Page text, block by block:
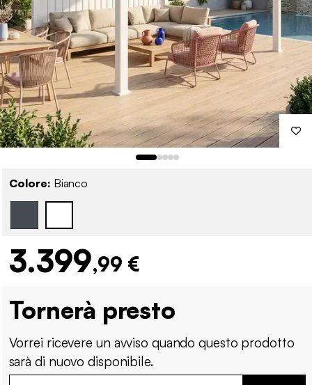
Colore: Bianco
3.399,99 €
Tornerà presto
Vorrei ricevere un avviso quando questo prodotto
sarà di nuovo disponibile.